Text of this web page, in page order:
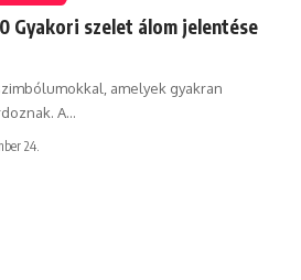
Gyakori szelet álom jelentése
amelyek gyakran
A…
24.